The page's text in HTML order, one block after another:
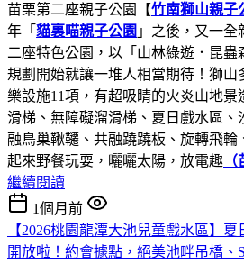
苗栗第二座親子公園【竹南獅山親子
年「 貓裏喵親子公園 」之後，又一
二座特色公園，以「山林綠遊．昆
規劃開始就讓一堆人相當期待！獅山
樂設施11項，有超吸睛的火炎山地景
滑梯、無障礙溜滑梯、夏日戲水區、
融鳥巢鞦韆、共融蹺蹺板、旋轉飛
起來野餐玩耍，曬曬太陽，放電趣
繼續閱讀
1個月前
【2026桃園龍潭大池兒童戲水區】
開放啦！約會據點，絕美池畔吊橋、